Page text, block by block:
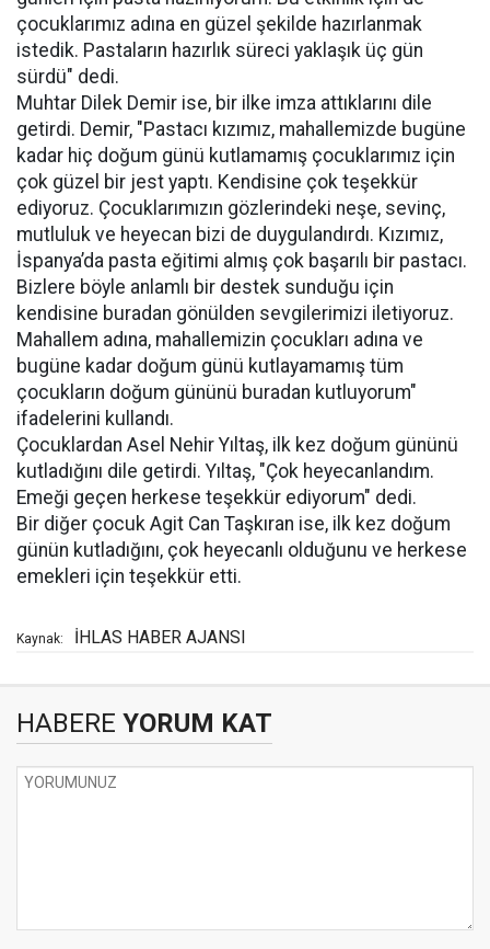
çocuklarımız adına en güzel şekilde hazırlanmak
istedik. Pastaların hazırlık süreci yaklaşık üç gün
sürdü" dedi.
Muhtar Dilek Demir ise, bir ilke imza attıklarını dile
getirdi. Demir, "Pastacı kızımız, mahallemizde bugüne
kadar hiç doğum günü kutlamamış çocuklarımız için
çok güzel bir jest yaptı. Kendisine çok teşekkür
ediyoruz. Çocuklarımızın gözlerindeki neşe, sevinç,
mutluluk ve heyecan bizi de duygulandırdı. Kızımız,
İspanya’da pasta eğitimi almış çok başarılı bir pastacı.
Bizlere böyle anlamlı bir destek sunduğu için
kendisine buradan gönülden sevgilerimizi iletiyoruz.
Mahallem adına, mahallemizin çocukları adına ve
bugüne kadar doğum günü kutlayamamış tüm
çocukların doğum gününü buradan kutluyorum"
ifadelerini kullandı.
Çocuklardan Asel Nehir Yıltaş, ilk kez doğum gününü
kutladığını dile getirdi. Yıltaş, "Çok heyecanlandım.
Emeği geçen herkese teşekkür ediyorum" dedi.
Bir diğer çocuk Agit Can Taşkıran ise, ilk kez doğum
günün kutladığını, çok heyecanlı olduğunu ve herkese
emekleri için teşekkür etti.
Kaynak: İHLAS HABER AJANSI
HABERE YORUM KAT